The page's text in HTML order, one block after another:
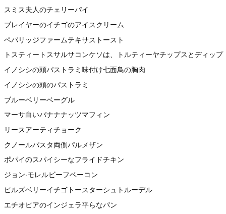
スミス夫人のチェリーパイ
ブレイヤーのイチゴのアイスクリーム
ペパリッジファームテキサストースト
トスティートスサルサコンケソは、トルティーヤチップスとディップ
イノシシの頭パストラミ味付け七面鳥の胸肉
イノシシの頭のパストラミ
ブルーベリーベーグル
マーサ白いバナナナッツマフィン
リースアーティチョーク
クノールパスタ両側パルメザン
ポパイのスパイシーなフライドチキン
ジョン·モレルビーフベーコン
ピルズベリーイチゴトースターシュトルーデル
エチオピアのインジェラ平らなパン